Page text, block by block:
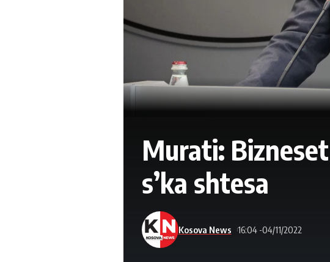
Murati:
s’ka shtesa
Kosova News 16:04 -04/11/2022